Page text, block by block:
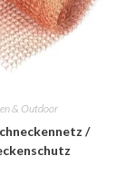
& Outdoor
/